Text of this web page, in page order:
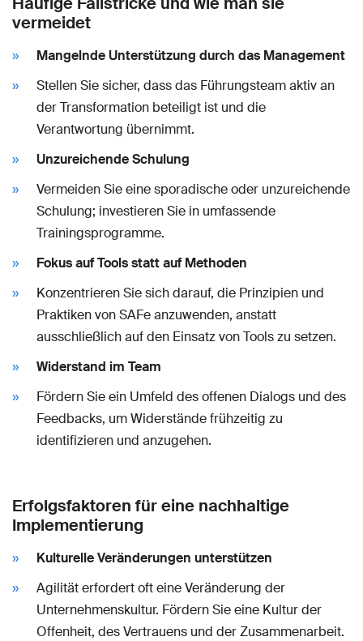
vermeidet
Mangelnde Unterstützung durch das Management
Stellen Sie sicher, dass das Führungsteam aktiv an
der Transformation beteiligt ist und die
Verantwortung übernimmt.
Unzureichende Schulung
Vermeiden Sie eine sporadische oder unzureichende
Schulung; investieren Sie in umfassende
Trainingsprogramme.
Fokus auf Tools statt auf Methoden
Konzentrieren Sie sich darauf, die Prinzipien und
Praktiken von SAFe anzuwenden, anstatt
ausschließlich auf den Einsatz von Tools zu setzen.
Widerstand im Team
Fördern Sie ein Umfeld des offenen Dialogs und des
Feedbacks, um Widerstände frühzeitig zu
identifizieren und anzugehen.
Erfolgsfaktoren für eine nachhaltige
Implementierung
Kulturelle Veränderungen unterstützen
Agilität erfordert oft eine Veränderung der
Unternehmenskultur. Fördern Sie eine Kultur der
Offenheit, des Vertrauens und der Zusammenarbeit.